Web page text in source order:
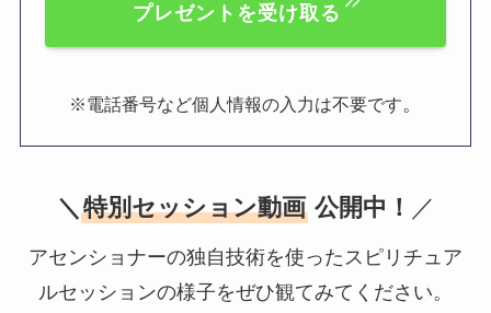
プレゼントを受け取る
※電話番号など個人情報の入力は不要です。
＼ 特別セッション動画公開中！ ／
アセンショナーの独自技術を使ったスピリチュア
ルセッションの様子をぜひ観てみてください。